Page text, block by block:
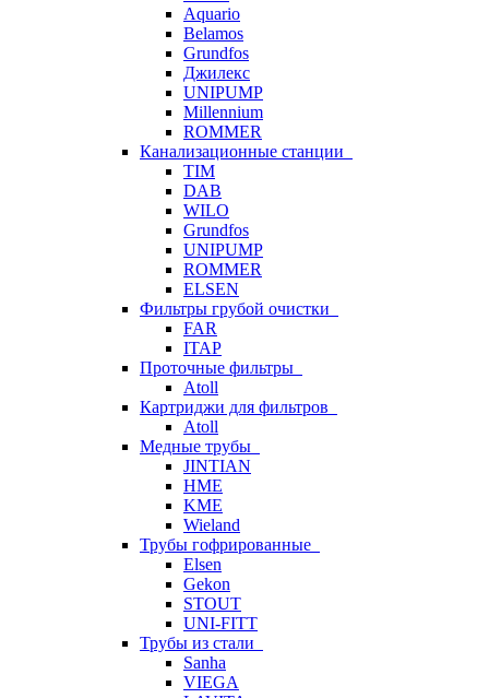
Aquario
Belamos
Grundfos
Джилекс
UNIPUMP
Millennium
ROMMER
Канализационные станции
TIM
DAB
WILO
Grundfos
UNIPUMP
ROMMER
ELSEN
Фильтры грубой очистки
FAR
ITAP
Проточные фильтры
Atoll
Картриджи для фильтров
Atoll
Медные трубы
JINTIAN
HME
KME
Wieland
Трубы гофрированные
Elsen
Gekon
STOUT
UNI-FITT
Трубы из стали
Sanha
VIEGA